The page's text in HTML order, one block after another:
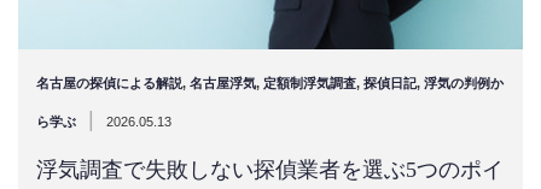
名古屋の探偵による解説, 名古屋浮気, 定額制浮気調査, 探偵日記, 浮気の判例か
ら学ぶ | 2026.05.13
浮気調査で失敗しない探偵業者を選ぶ5つのポイ